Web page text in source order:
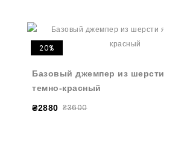
20%
Базовый джемпер из шерсти ягнят
темно-красный
₴2880 ₴3600